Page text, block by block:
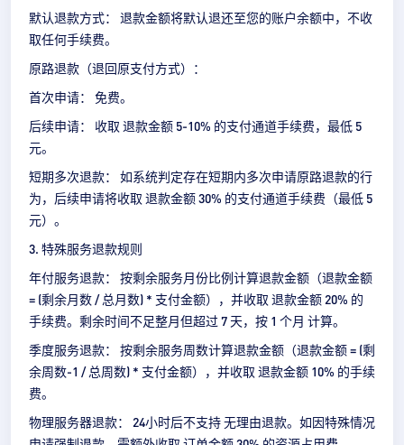
默认退款方式： 退款金额将默认退还至您的账户余额中，不收
取任何手续费。
原路退款（退回原支付方式）：
首次申请： 免费。
后续申请： 收取 退款金额 5-10% 的支付通道手续费，最低 5
元。
短期多次退款： 如系统判定存在短期内多次申请原路退款的行
为，后续申请将收取 退款金额 30% 的支付通道手续费（最低 5
元）。
3. 特殊服务退款规则
年付服务退款： 按剩余服务月份比例计算退款金额（退款金额
= (剩余月数 / 总月数) * 支付金额），并收取 退款金额 20% 的
手续费。剩余时间不足整月但超过 7 天，按 1 个月 计算。
季度服务退款： 按剩余服务周数计算退款金额（退款金额 = (剩
余周数-1 / 总周数) * 支付金额），并收取 退款金额 10% 的手续
费。
物理服务器退款： 24小时后不支持 无理由退款。如因特殊情况